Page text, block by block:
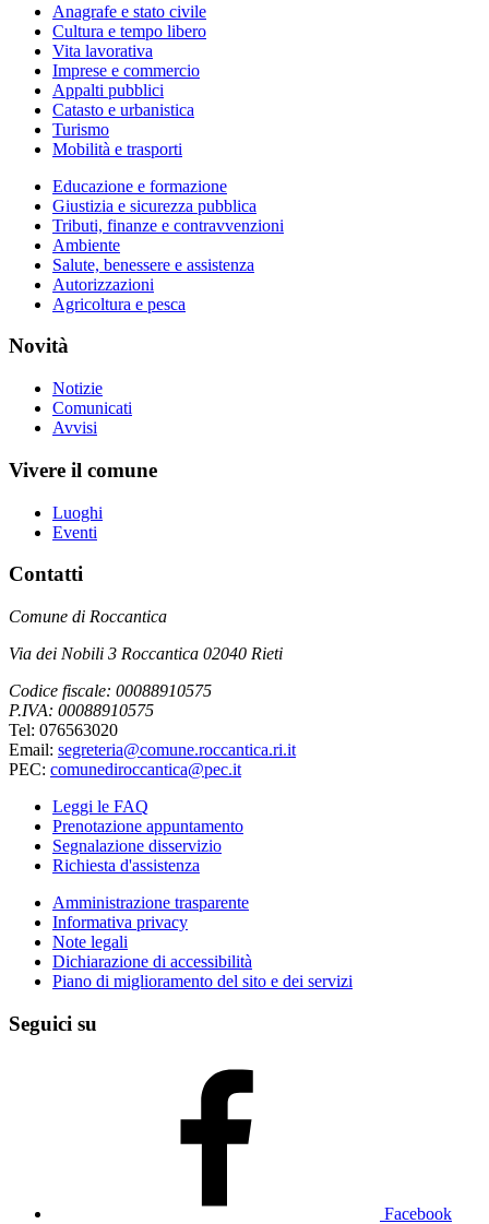
Anagrafe e stato civile
Cultura e tempo libero
Vita lavorativa
Imprese e commercio
Appalti pubblici
Catasto e urbanistica
Turismo
Mobilità e trasporti
Educazione e formazione
Giustizia e sicurezza pubblica
Tributi, finanze e contravvenzioni
Ambiente
Salute, benessere e assistenza
Autorizzazioni
Agricoltura e pesca
Novità
Notizie
Comunicati
Avvisi
Vivere il comune
Luoghi
Eventi
Contatti
Comune di Roccantica
Via dei Nobili 3 Roccantica 02040 Rieti
Codice fiscale: 00088910575
P.IVA: 00088910575
Tel: 076563020
Email: segreteria@comune.roccantica.ri.it
PEC: comunediroccantica@pec.it
Leggi le FAQ
Prenotazione appuntamento
Segnalazione disservizio
Richiesta d'assistenza
Amministrazione trasparente
Informativa privacy
Note legali
Dichiarazione di accessibilità
Piano di miglioramento del sito e dei servizi
Seguici su
Facebook